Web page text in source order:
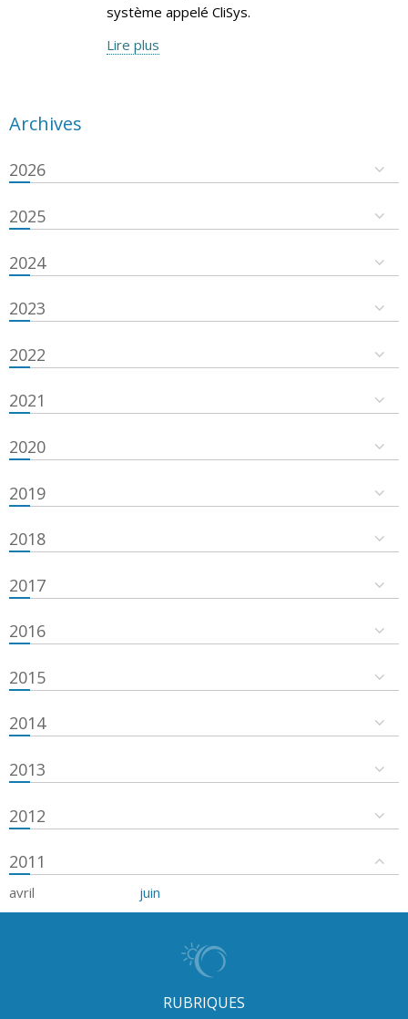
système appelé CliSys.
Lire plus
Archives
2026
2025
2024
2023
2022
2021
2020
2019
2018
2017
2016
2015
2014
2013
2012
2011
avril juin
RUBRIQUES